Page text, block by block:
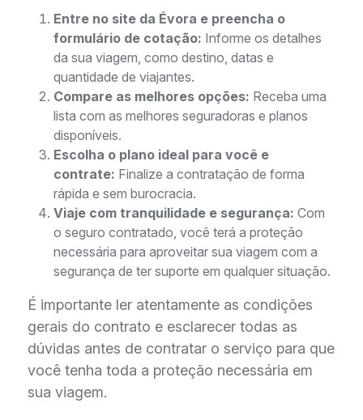
Entre no site da Évora e preencha o
formulário de cotação: Informe os detalhes
da sua viagem, como destino, datas e
quantidade de viajantes.
Compare as melhores opções: Receba uma
lista com as melhores seguradoras e planos
disponíveis.
Escolha o plano ideal para você e
contrate: Finalize a contratação de forma
rápida e sem burocracia.
Viaje com tranquilidade e segurança: Com
o seguro contratado, você terá a proteção
necessária para aproveitar sua viagem com a
segurança de ter suporte em qualquer situação.
É importante ler atentamente as condições
gerais do contrato e esclarecer todas as
dúvidas antes de contratar o serviço para que
você tenha toda a proteção necessária em
sua viagem.